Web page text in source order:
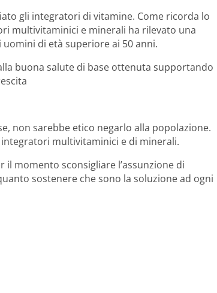
gli integratori di vitamine. Come ricorda lo
multivitaminici e minerali ha rilevato una
di età superiore ai 50 anni.
buona salute di base ottenuta supportando
non sarebbe etico negarlo alla popolazione.
multivitaminici e di minerali.
il momento sconsigliare l’assunzione di
sostenere che sono la soluzione ad ogni